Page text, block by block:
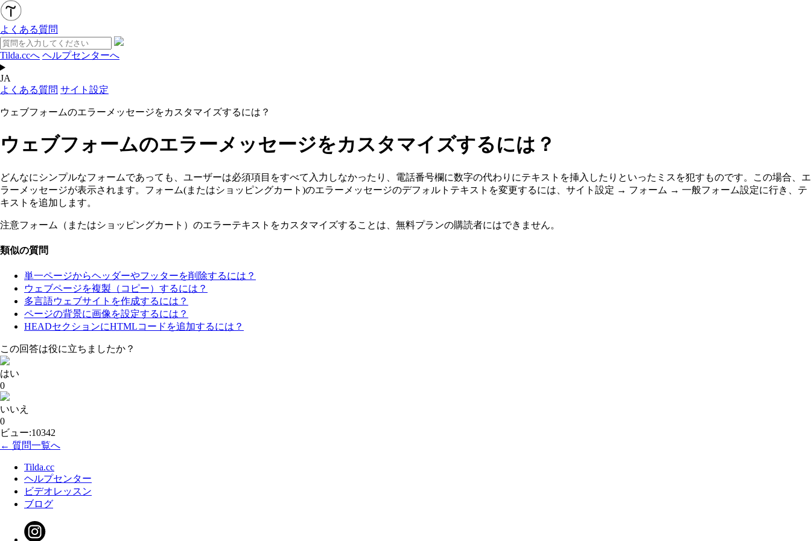
よくある質問
Tilda.ccへ ヘルプセンターへ
JA
よくある質問 サイト設定
ウェブフォームのエラーメッセージをカスタマイズするには？
ウェブフォームのエラーメッセージをカスタマイズするには？
どんなにシンプルなフォームであっても、ユーザーは必須項目をすべて入力しなかったり、電話番号欄に数字の代わりにテキストを挿入したりといったミスを犯すものです。この場合、エ
ラーメッセージが表示されます。フォーム(またはショッピングカート)のエラーメッセージのデフォルトテキストを変更するには、サイト設定 → フォーム → 一般フォーム設定に行き、テ
キストを追加します。
注意フォーム（またはショッピングカート）のエラーテキストをカスタマイズすることは、無料プランの購読者にはできません。
類似の質問
単一ページからヘッダーやフッターを削除するには？
ウェブページを複製（コピー）するには？
多言語ウェブサイトを作成するには？
ページの背景に画像を設定するには？
HEADセクションにHTMLコードを追加するには？
この回答は役に立ちましたか？
はい
0
いいえ
0
ビュー:10342
← 質問一覧へ
Tilda.cc
ヘルプセンター
ビデオレッスン
ブログ